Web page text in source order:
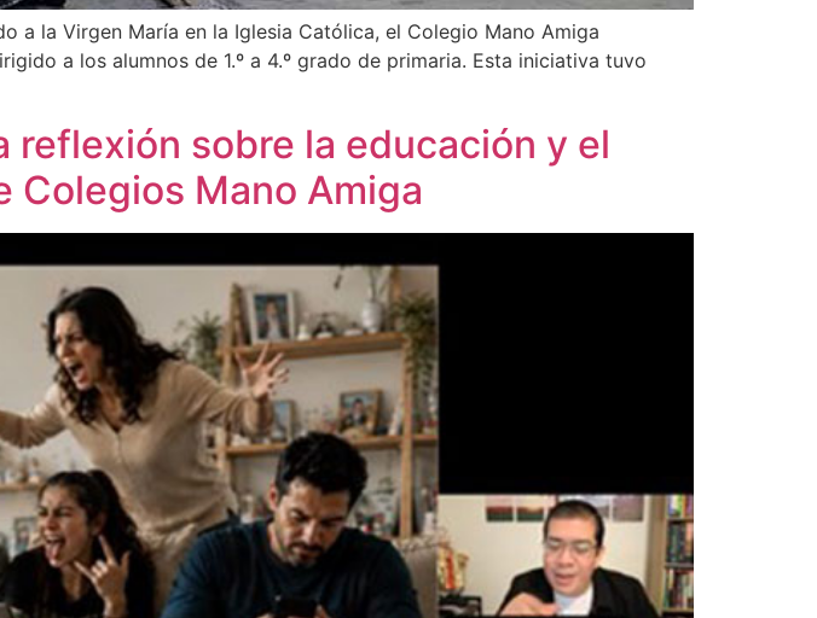
a la Virgen María en la Iglesia Católica, el Colegio Mano Amiga
a los alumnos de 1.º a 4.º grado de primaria. Esta iniciativa tuvo
reflexión sobre la educación y el
Colegios Mano Amiga